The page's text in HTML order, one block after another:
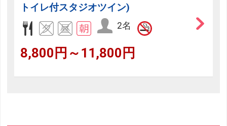
トイレ付スタジオツイン)
2名
8,800円～11,800円